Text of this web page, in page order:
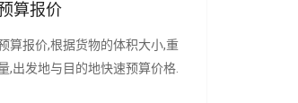
算报价
算报价,根据货物的体积大小,重
,出发地与目的地快速预算价格.